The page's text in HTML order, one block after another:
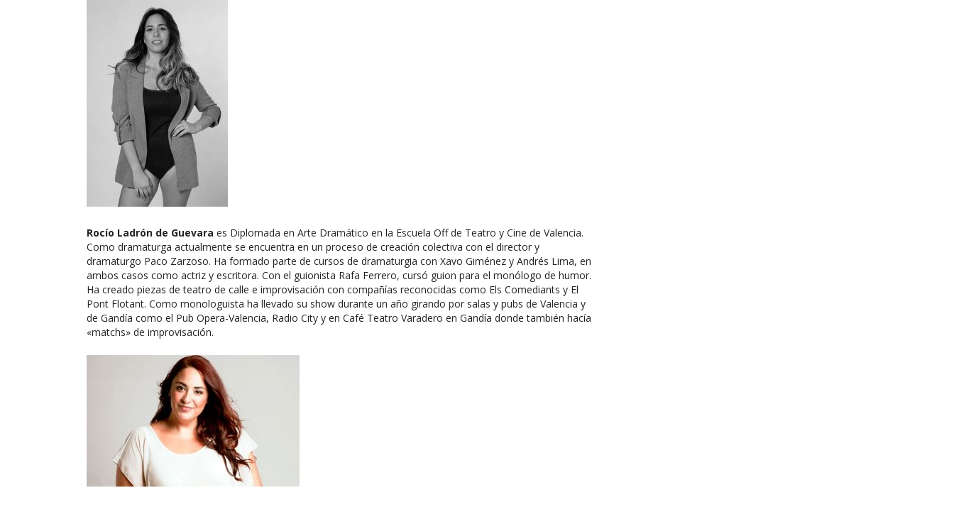
Rocío Ladrón de Guevara es Diplomada en Arte Dramático en la Escuela Off de Teatro y Cine de Valencia.
Como dramaturga actualmente se encuentra en un proceso de creación colectiva con el director y
dramaturgo Paco Zarzoso. Ha formado parte de cursos de dramaturgia con Xavo Giménez y Andrés Lima, en
ambos casos como actriz y escritora. Con el guionista Rafa Ferrero, cursó guion para el monólogo de humor.
Ha creado piezas de teatro de calle e improvisación con compañías reconocidas como Els Comediants y El
Pont Flotant. Como monologuista ha llevado su show durante un año girando por salas y pubs de Valencia y
de Gandía como el Pub Opera-Valencia, Radio City y en Café Teatro Varadero en Gandía donde también hacía
«matchs» de improvisación.